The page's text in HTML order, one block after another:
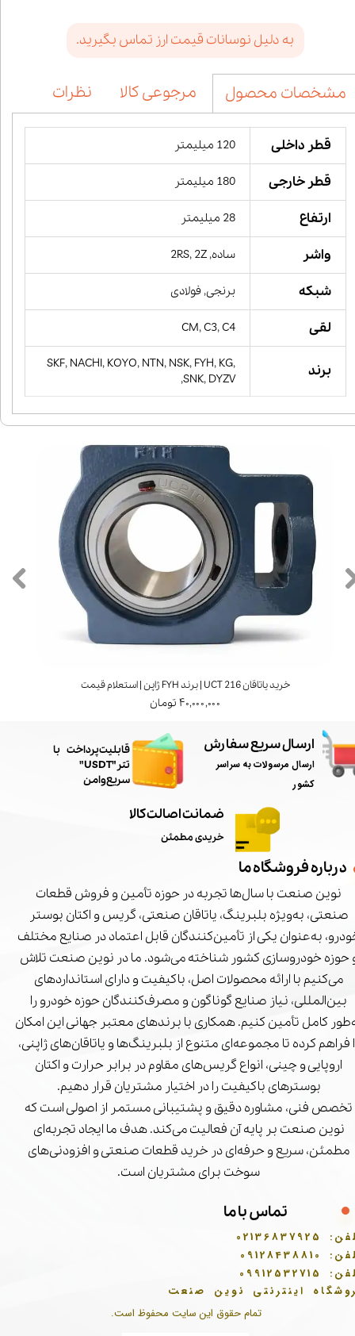
به دلیل نوسانات قیمت ارز تماس بگیرید.
مشخصات محصول مرجوعی کالا نظرات
قطر داخلی 120 میلیمتر
قطر خارجی 180 میلیمتر
ارتفاع 28 میلیمتر
واشر ساده, 2RS, 2Z
شبکه برنجی, فولادی
لقی CM, C3, C4
برند
SKF, NACHI, KOYO, NTN, NSK, FYH, KG,
SNK, DYZV,
خرید یاتاقان UCT 216 | برند FYH ژاپن | استعلام قیمت
۴۰,۰۰۰,۰۰۰ تومان
تمام حقوق این سایت محفوظ است.
ارسال سریع سفارش
ارسال مرسولات به سراسر
کشور
ضمانت اصالت کالا
خریدی مطمئن
درباره فروشگاه ما
نوین صنعت با سال‌ها تجربه در حوزه تأمین و فروش قطعات
صنعتی، به‌ویژه بلبرینگ، یاتاقان صنعتی، گریس و اکتان بوستر
به‌عنوان یکی از تأمین‌کنندگان قابل اعتماد در صنایع مختلف
حوزه خودروسازی کشور شناخته می‌شود. ما در نوین صنعت تلاش
می‌کنیم با ارائه محصولات اصل، باکیفیت و دارای استانداردهای
بین‌المللی، نیاز صنایع گوناگون و مصرف‌کنندگان حوزه خودرو را
کامل تأمین کنیم. همکاری با برندهای معتبر جهانی این امکان
فراهم کرده تا مجموعه‌ای متنوع از بلبرینگ‌ها و یاتاقان‌های ژاپنی،
اروپایی و چینی، انواع گریس‌های مقاوم در برابر حرارت و اکتان
بوسترهای باکیفیت را در اختیار مشتریان قرار دهیم.
تخصص فنی، مشاوره دقیق و پشتیبانی مستمر از اصولی است که
نوین صنعت بر پایه آن فعالیت می‌کند. هدف ما ایجاد تجربه‌ای
مطمئن، سریع و حرفه‌ای در خرید قطعات صنعتی و افزودنی‌های
سوخت برای مشتریان است.
تماس با ما
02136837925
09128438810
09912532715
اینترنتی نوین صنعت
​قابلیت پرداخت با
تتر"USDT"
سریع و امن